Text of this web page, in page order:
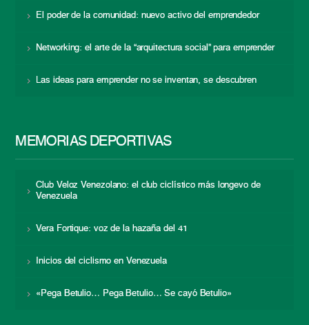
El poder de la comunidad: nuevo activo del emprendedor
Networking: el arte de la “arquitectura social” para emprender
Las ideas para emprender no se inventan, se descubren
MEMORIAS DEPORTIVAS
Club Veloz Venezolano: el club ciclístico más longevo de
Venezuela
Vera Fortique: voz de la hazaña del 41
Inicios del ciclismo en Venezuela
«Pega Betulio… Pega Betulio… Se cayó Betulio»